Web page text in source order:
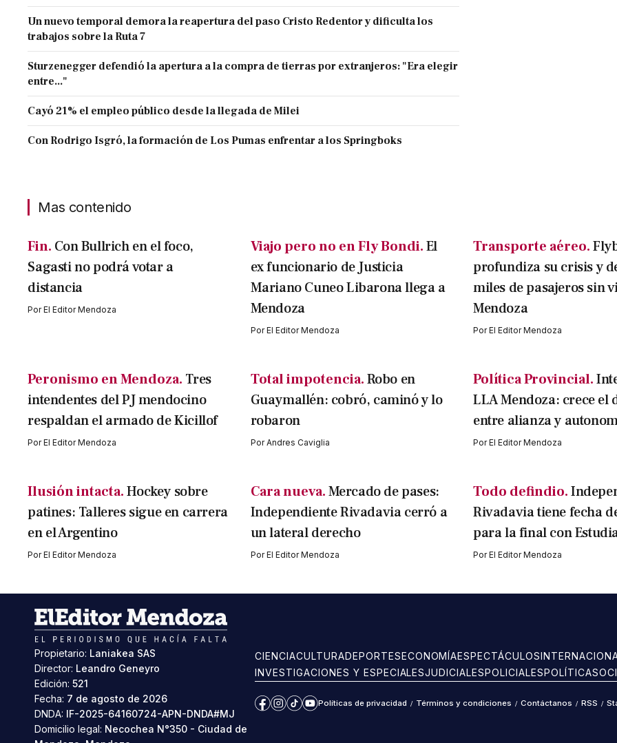
Un nuevo temporal demora la reapertura del paso Cristo Redentor y dificulta los
trabajos sobre la Ruta 7
Sturzenegger defendió la apertura a la compra de tierras por extranjeros: "Era elegir
entre..."
Cayó 21% el empleo público desde la llegada de Milei
Con Rodrigo Isgró, la formación de Los Pumas enfrentar a los Springboks
Mas contenido
Fin. Con Bullrich en el foco,
Sagasti no podrá votar a
distancia
PorEl Editor Mendoza
Viajo pero no en Fly Bondi.El
ex funcionario de Justicia
Mariano Cuneo Libarona llega a
Mendoza
PorEl Editor Mendoza
Transporte aéreo.
profundiza su crisis y
miles de pasajeros sin
Mendoza
PorEl Editor Mendoza
Peronismo en Mendoza. Tres
intendentes del PJ mendocino
respaldan el armado de Kicillof
PorEl Editor Mendoza
Total impotencia.Robo en
Guaymallén: cobró, caminó y lo
robaron
PorAndres Caviglia
Política Provincial.
LLA Mendoza: crece el
entre alianza y
PorEl Editor Mendoza
Ilusión intacta. Hockey sobre
patines: Talleres sigue en carrera
en el Argentino
PorEl Editor Mendoza
Cara nueva.Mercado de pases:
Independiente Rivadavia cerró a
un lateral derecho
PorEl Editor Mendoza
Todo defindio.
Rivadavia tiene fecha
para la final con
PorEl Editor Mendoza
Propietario: Laniakea SAS
Director: Leandro Geneyro
Edición: 521
Fecha: 7 de agosto de 2026
DNDA: IF-2025-64160724-APN-DNDA#MJ
Domicilio legal: Necochea N°350 - Ciudad de
CIENCIACULTURADEPORTESECONOMÍAESPECTÁCULOS
INVESTIGACIONES Y ESPECIALESJUDICIALESPOLICIALESPOLÍTICA
Facebook
Instagram
TikTokYouTube
Políticas de privacidad / Términos y condiciones / Contáctanos / RSS /